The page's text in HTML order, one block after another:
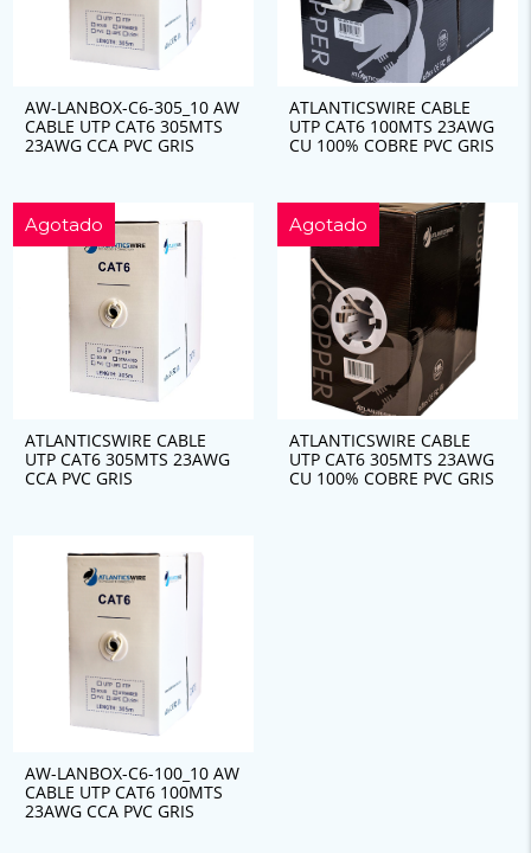
AW-LANBOX-C6-305_10 AW
CABLE UTP CAT6 305MTS
23AWG CCA PVC GRIS
ATLANTICSWIRE CABLE
UTP CAT6 100MTS 23AWG
CU 100% COBRE PVC GRIS
Agotado
ATLANTICSWIRE CABLE
UTP CAT6 305MTS 23AWG
CCA PVC GRIS
Agotado
ATLANTICSWIRE CABLE
UTP CAT6 305MTS 23AWG
CU 100% COBRE PVC GRIS
AW-LANBOX-C6-100_10 AW
CABLE UTP CAT6 100MTS
23AWG CCA PVC GRIS